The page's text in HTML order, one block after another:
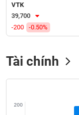
VTK
39,700
-200
-0.50%
Tài chính
200
CÔNG
NGHỆ
THÔNG
VỤ